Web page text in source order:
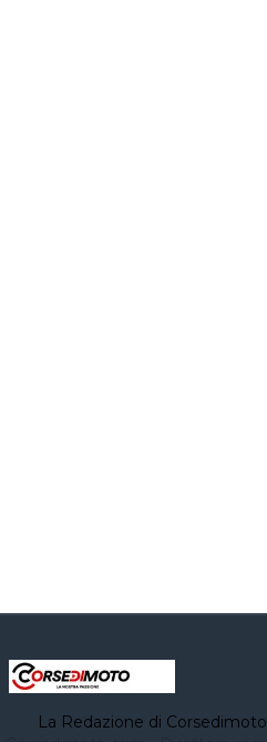
La Redazione di Corsedimoto